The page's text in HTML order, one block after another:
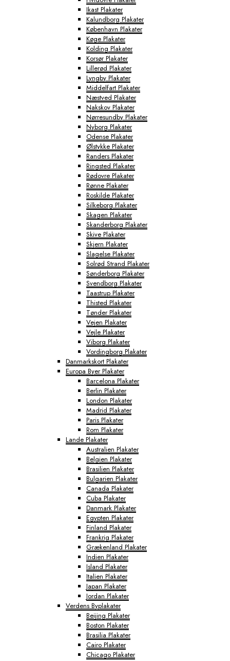
Ikast Plakater
Kalundborg Plakater
København Plakater
Køge Plakater
Kolding Plakater
Korsør Plakater
Lillerød Plakater
Lyngby Plakater
Middelfart Plakater
Næstved Plakater
Nakskov Plakater
Nørresundby Plakater
Nyborg Plakater
Odense Plakater
Ølstykke Plakater
Randers Plakater
Ringsted Plakater
Rødovre Plakater
Rønne Plakater
Roskilde Plakater
Silkeborg Plakater
Skagen Plakater
Skanderborg Plakater
Skive Plakater
Skjern Plakater
Slagelse Plakater
Solrød Strand Plakater
Sønderborg Plakater
Svendborg Plakater
Taastrup Plakater
Thisted Plakater
Tønder Plakater
Vejen Plakater
Vejle Plakater
Viborg Plakater
Vordingborg Plakater
Danmarkskort Plakater
Europa Byer Plakater
Barcelona Plakater
Berlin Plakater
London Plakater
Madrid Plakater
Paris Plakater
Rom Plakater
Lande Plakater
Australien Plakater
Belgien Plakater
Brasilien Plakater
Bulgarien Plakater
Canada Plakater
Cuba Plakater
Danmark Plakater
Egypten Plakater
Finland Plakater
Frankrig Plakater
Grækenland Plakater
Indien Plakater
Island Plakater
Italien Plakater
Japan Plakater
Jordan Plakater
Verdens Byplakater
Beijing Plakater
Boston Plakater
Brasilia Plakater
Cairo Plakater
Chicago Plakater